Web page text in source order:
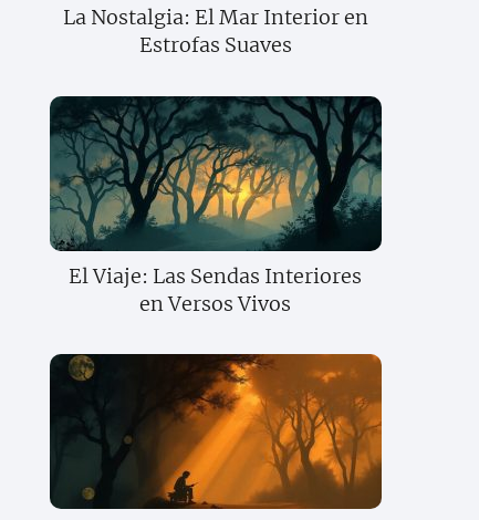
La Nostalgia: El Mar Interior en
Estrofas Suaves
El Viaje: Las Sendas Interiores
en Versos Vivos